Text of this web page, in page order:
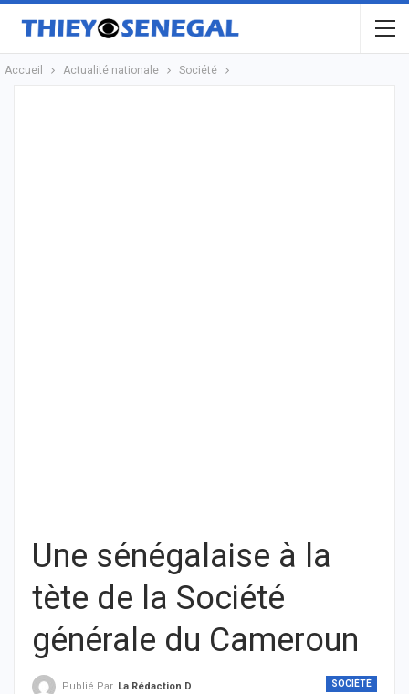
Accueil Actualité nationale Société
Une sénégalaise à la
tète de la Société
générale du Cameroun
SOCIÉTÉ
Publié Par La Rédaction De THIEYSENEGAL.com